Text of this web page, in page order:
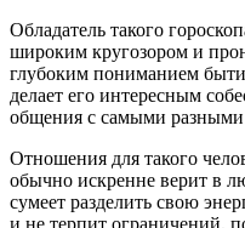
Обладатель такого
широким кругозором и
глубоким пониманием
делает его интересным
общения с самыми
Отношения для такого
обычно искренне верит в
сумеет разделить свою
и не терпит ограничений,